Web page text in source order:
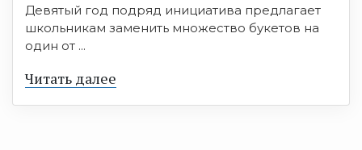
Девятый год подряд инициатива предлагает
школьникам заменить множество букетов на
один от ...
Читать далее